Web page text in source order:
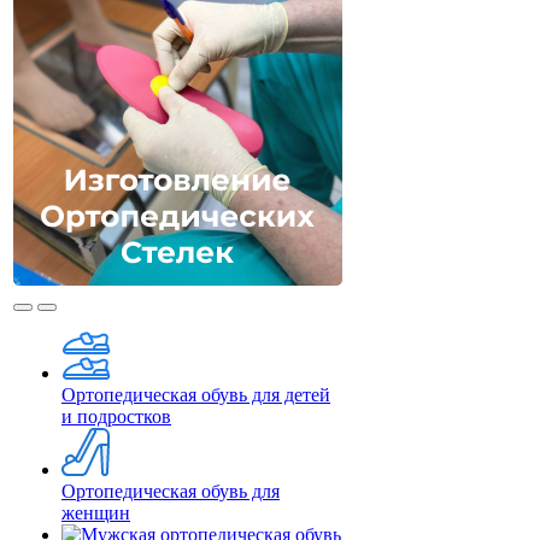
Ортопедическая обувь для детей
и подростков
Ортопедическая обувь для
женщин